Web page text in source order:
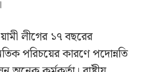
লীগের ১৭ বছরের
পরিচয়ের কারণে পদোন্নতি